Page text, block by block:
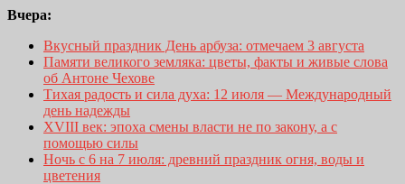
Вчера:
Вкусный праздник День арбуза: отмечаем 3 августа
Памяти великого земляка: цветы, факты и живые слова
об Антоне Чехове
Тихая радость и сила духа: 12 июля — Международный
день надежды
XVIII век: эпоха смены власти не по закону, а с
помощью силы
Ночь с 6 на 7 июля: древний праздник огня, воды и
цветения